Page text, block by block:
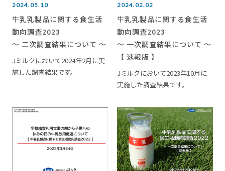
2024.05.10
牛乳乳製品に関する食生活
動向調査2023
～ 二次調査結果について ～
Jミルクにおいて2024年2月に実
施した調査結果です。
2024.02.02
牛乳乳製品に関する食生活
動向調査2023
～ 一次調査結果について ～
【 速報版 】
Jミルクにおいて2023年10月に
実施した調査結果です。